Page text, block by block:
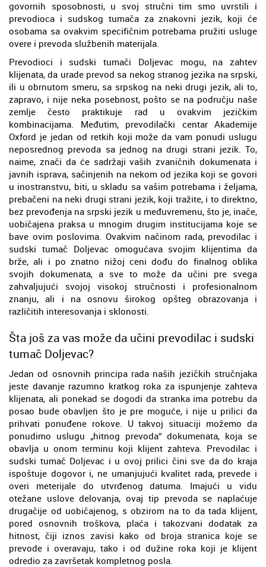
govornih sposobnosti, u svoj stručni tim smo uvrstili i
prevodioca i sudskog tumača za znakovni jezik, koji će
osobama sa ovakvim specifičnim potrebama pružiti usluge
overe i prevoda službenih materijala.
Prevodioci i sudski tumači Doljevac mogu, na zahtev
klijenata, da urade prevod sa nekog stranog jezika na srpski,
ili u obrnutom smeru, sa srpskog na neki drugi jezik, ali to,
zapravo, i nije neka posebnost, pošto se na području naše
zemlje često praktikuje rad u ovakvim jezičkim
kombinacijama. Međutim, prevodilački centar Akademije
Oxford je jedan od retkih koji može da vam ponudi uslugu
neposrednog prevoda sa jednog na drugi strani jezik. To,
naime, znači da će sadržaji vaših zvaničnih dokumenata i
javnih isprava, sačinjenih na nekom od jezika koji se govori
u inostranstvu, biti, u skladu sa vašim potrebama i željama,
prebačeni na neki drugi strani jezik, koji tražite, i to direktno,
bez prevođenja na srpski jezik u međuvremenu, što je, inače,
uobičajena praksa u mnogim drugim institucijama koje se
bave ovim poslovima. Ovakvim načinom rada, prevodilac i
sudski tumač Doljevac omogućava svojim klijentima da
brže, ali i po znatno nižoj ceni dođu do finalnog oblika
svojih dokumenata, a sve to može da učini pre svega
zahvaljujući svojoj visokoj stručnosti i profesionalnom
znanju, ali i na osnovu širokog opšteg obrazovanja i
različitih interesovanja i sklonosti.
Šta još za vas može da učini prevodilac i sudski
tumač Doljevac?
Jedan od osnovnih principa rada naših jezičkih stručnjaka
jeste davanje razumno kratkog roka za ispunjenje zahteva
klijenata, ali ponekad se dogodi da stranka ima potrebu da
posao bude obavljen što je pre moguće, i nije u prilici da
prihvati ponuđene rokove. U takvoj situaciji možemo da
ponudimo uslugu „hitnog prevoda“ dokumenata, koja se
obavlja u onom terminu koji klijent zahteva. Prevodilac i
sudski tumač Doljevac i u ovoj prilici čini sve da do kraja
ispoštuje dogovor i, ne umanjujući kvalitet rada, prevede i
overi meterijale do utvrđenog datuma. Imajući u vidu
otežane uslove delovanja, ovaj tip prevoda se naplaćuje
drugačije od uobičajenog, s obzirom na to da tada klijent,
pored osnovnih troškova, plaća i takozvani dodatak za
hitnost, čiji iznos zavisi kako od broja stranica koje se
prevode i overavaju, tako i od dužine roka koji je klijent
odredio za završetak kompletnog posla.